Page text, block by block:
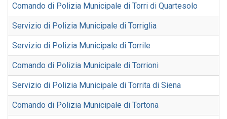
Comando di Polizia Municipale di Torri di Quartesolo
Servizio di Polizia Municipale di Torriglia
Servizio di Polizia Municipale di Torrile
Comando di Polizia Municipale di Torrioni
Servizio di Polizia Municipale di Torrita di Siena
Comando di Polizia Municipale di Tortona